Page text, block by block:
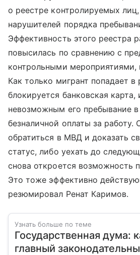
о реестре контролируемых
нарушителей порядка
Эффективность этого реестра
повысилась по сравнению с
контрольными мероприятиями,
Как только мигрант попадает
блокируется банковская карта,
невозможным его пребывание
безналичной оплаты за работу.
обратиться в МВД и доказать
статус, либо уехать до
снова откроется возможность
Это тоже эффективно
резюмировал Ренат Каримов.
Узнать больше по теме
Государственная дума:
главный